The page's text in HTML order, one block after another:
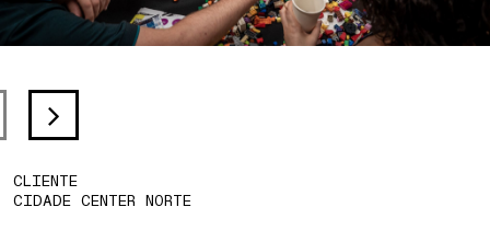
CLIENTE
CIDADE CENTER NORTE